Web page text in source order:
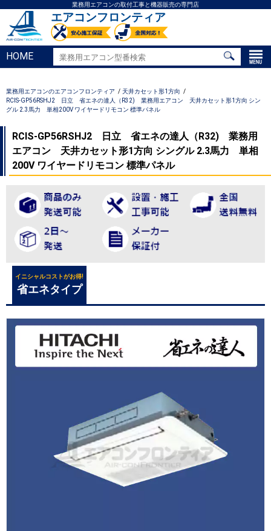
業務用エアコンの取付工事と機器販売の専門店
エアコンフロンティア
HOME
業務用エアコンのエアコンフロンティア
天井カセット形1方向
RCIS-GP56RSHJ2 日立 省エネの達人（R32) 業務用エアコン 天井カセット形1方向 シン
グル 2.3馬力 単相200V ワイヤードリモコン 標準パネル
RCIS-GP56RSHJ2 日立 省エネの達人（R32) 業務用
エアコン 天井カセット形1方向 シングル 2.3馬力 単相
200V ワイヤードリモコン 標準パネル
イニシャルコストがお得!
省エネタイプ